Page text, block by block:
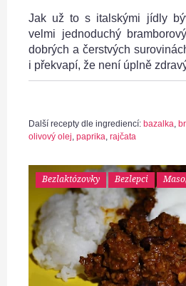
Jak už to s italskými jídly
velmi jednoduchý
dobrých a čerstvých
i překvapí, že není úplně
Další recepty dle ingrediencí: bazalka,
olivový olej, paprika, rajčata
Bezlaktózovky Bezlepci